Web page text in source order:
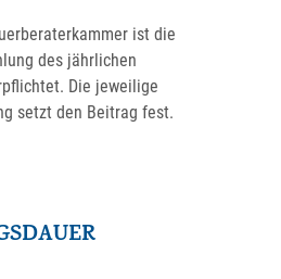
ist die
des jährlichen
Die jeweilige
setzt den Beitrag fest.